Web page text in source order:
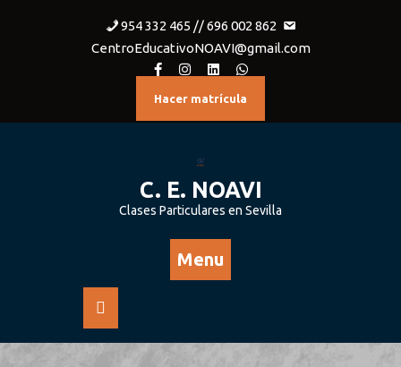
954 332 465 // 696 002 862
CentroEducativoNOAVI@gmail.com
Hacer matrícula
C. E. NOAVI
Clases Particulares en Sevilla
Menu